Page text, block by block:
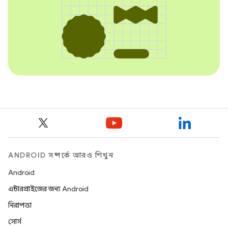
ANDROID সম্পর্কে আরও শিখুন
Android
এন্টারপ্রাইজের জন্য Android
নিরাপত্তা
সোর্স